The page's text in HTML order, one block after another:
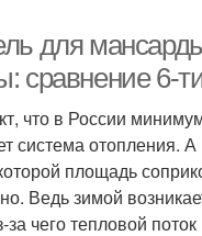
для
сравнение 6-
что в России
система отопления.
площадь
Ведь зимой
чего тепловой